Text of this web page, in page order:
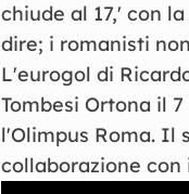
chiude al 17,' con
dire; i romanisti
L'eurogol di
Tombesi Ortona il
l'Olimpus Roma. Il
collaborazione con